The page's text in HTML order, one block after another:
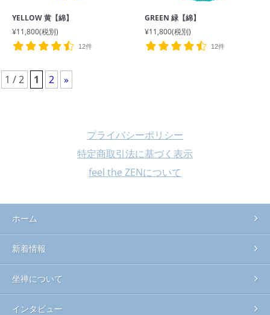
YELLOW 黄【綿】
¥11,800(税別)
12件
GREEN 緑【綿】
¥11,800(税別)
12件
1 / 2 1 2 »
プライバシーポリシー
特定商取引法に基づく表示
feel the ZENについて
ホーム
新着情報
坐禅について
インタビュー